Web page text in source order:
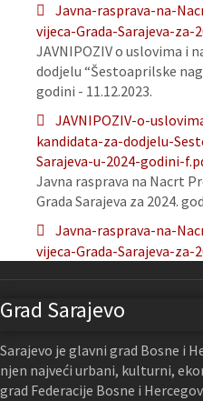
Javna-rasprava-na-
vijeca-Grada-Sarajeva-za-
JAVNIPOZIV o uslovima i
dodjelu “Šestoaprilske
godini - 11.12.2023.
JAVNIPOZIV-o-
kandidata-za-dodjelu-
Sarajeva-u-2024-godini-
Javna rasprava na Nacrt
Grada Sarajeva za 2024.
Javna-rasprava-na-
vijeca-Grada-Sarajeva-za-
Grad Sarajevo
Sarajevo je glavni grad Bosne i
njen najveći urbani, kulturni,
grad Federacije Bosne i